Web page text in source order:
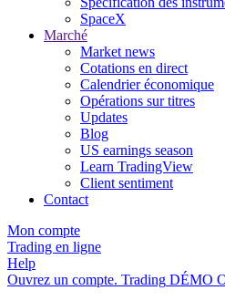
SpaceX
Marché
Market news
Cotations en direct
Calendrier économique
Opérations sur titres
Updates
Blog
US earnings season
Learn TradingView
Client sentiment
Contact
Mon compte
Trading en ligne
Help
Ouvrez un compte. Trading DÉMO